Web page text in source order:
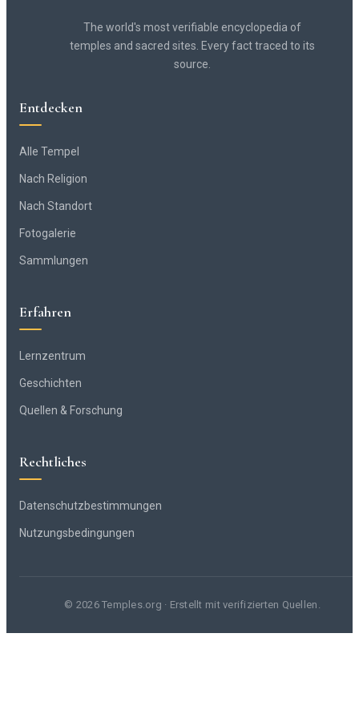
The world's most verifiable encyclopedia of
temples and sacred sites. Every fact traced to its
source.
Entdecken
Alle Tempel
Nach Religion
Nach Standort
Fotogalerie
Sammlungen
Erfahren
Lernzentrum
Geschichten
Quellen & Forschung
Rechtliches
Datenschutzbestimmungen
Nutzungsbedingungen
© 2026 Temples.org · Erstellt mit verifizierten Quellen.